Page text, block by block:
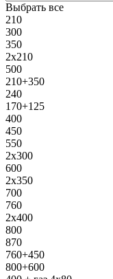
Выбрать все
210
300
350
2х210
500
210+350
240
170+125
400
450
550
2х300
600
2х350
700
760
2х400
800
870
760+450
800+600